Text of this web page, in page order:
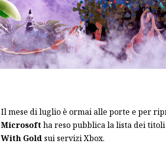
Il mese di luglio è ormai alle porte e per
Microsoftha reso pubblica la lista dei
With Goldsui servizi Xbox.